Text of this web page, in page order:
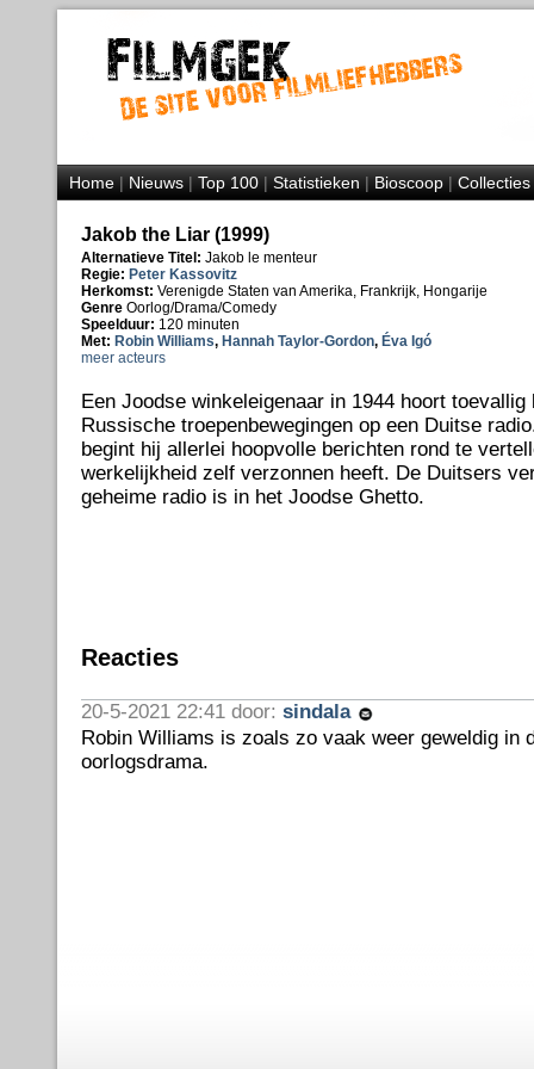
Home|Nieuws|Top 100|Statistieken|Bioscoop|Collecties
Jakob the Liar (1999)
Alternatieve Titel: Jakob le menteur
Regie: Peter Kassovitz
Herkomst: Verenigde Staten van Amerika, Frankrijk, Hongarije
Genre Oorlog/Drama/Comedy
Speelduur: 120 minuten
Met: Robin Williams, Hannah Taylor-Gordon, Éva Igó
meer acteurs
Een Joodse winkeleigenaar in 1944 hoort toevallig
Russische troepenbewegingen op een Duitse
begint hij allerlei hoopvolle berichten rond te
werkelijkheid zelf verzonnen heeft. De Duitsers
geheime radio is in het Joodse Ghetto.
Reacties
20-5-2021 22:41 door: sindala
Robin Williams is zoals zo vaak weer geweldig in
oorlogsdrama.